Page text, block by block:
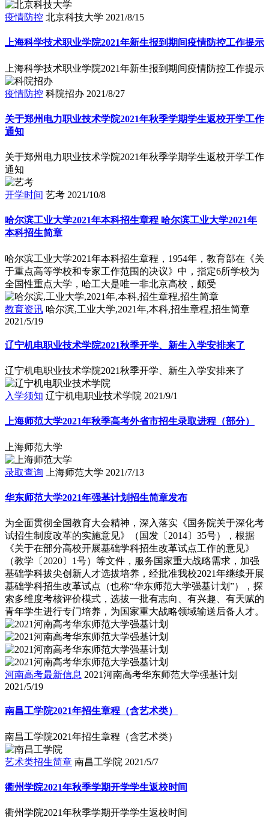
疫情防控 北京科技大学 2021/8/15
上海科学技术职业学院2021年新生报到期间疫情防控工作提示
上海科学技术职业学院2021年新生报到期间疫情防控工作提示
疫情防控 科院招办 2021/8/27
关于郑州电力职业技术学院2021年秋季学期学生返校开学工作
通知
关于郑州电力职业技术学院2021年秋季学期学生返校开学工作
通知
开学时间 艺考 2021/10/8
哈尔滨工业大学2021年本科招生章程 哈尔滨工业大学2021年
本科招生简章
哈尔滨工业大学2021年本科招生章程，1954年，教育部在《关
于重点高等学校和专家工作范围的决议》中，指定6所学校为
全国性重点大学，哈工大是唯一非北京高校，颇受
教育资讯 哈尔滨,工业大学,2021年,本科,招生章程,招生简章
2021/5/19
辽宁机电职业技术学院2021秋季开学、新生入学安排来了
辽宁机电职业技术学院2021秋季开学、新生入学安排来了
入学须知 辽宁机电职业技术学院 2021/9/1
上海师范大学2021年秋季高考外省市招生录取进程（部分）
上海师范大学
录取查询 上海师范大学 2021/7/13
华东师范大学2021年强基计划招生简章发布
为全面贯彻全国教育大会精神，深入落实《国务院关于深化考
试招生制度改革的实施意见》（国发〔2014〕35号），根据
《关于在部分高校开展基础学科招生改革试点工作的意见》
（教学〔2020〕1号）等文件，服务国家重大战略需求，加强
基础学科拔尖创新人才选拔培养，经批准我校2021年继续开展
基础学科招生改革试点（也称“华东师范大学强基计划”），探
索多维度考核评价模式，选拔一批有志向、有兴趣、有天赋的
青年学生进行专门培养，为国家重大战略领域输送后备人才。
河南高考最新信息 2021河南高考华东师范大学强基计划
2021/5/19
南昌工学院2021年招生章程（含艺术类）
南昌工学院2021年招生章程（含艺术类）
艺术类招生简章 南昌工学院 2021/5/7
衢州学院2021年秋季学期开学学生返校时间
衢州学院2021年秋季学期开学学生返校时间